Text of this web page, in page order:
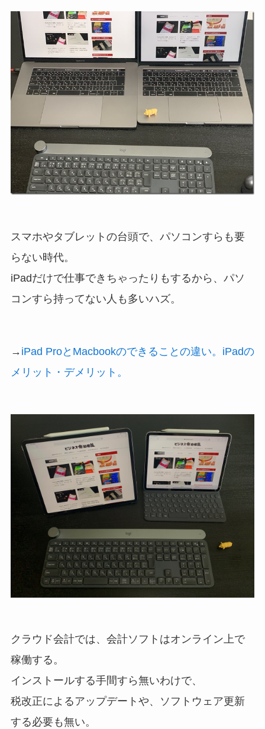
スマホやタブレットの台頭で、パソコンすらも要
らない時代。
iPadだけで仕事できちゃったりもするから、パソ
コンすら持ってない人も多いハズ。
→ iPad ProとMacbookのできることの違い。iPadの
メリット・デメリット。
クラウド会計では、会計ソフトはオンライン上で
稼働する。
インストールする手間すら無いわけで、
税改正によるアップデートや、ソフトウェア更新
する必要も無い。